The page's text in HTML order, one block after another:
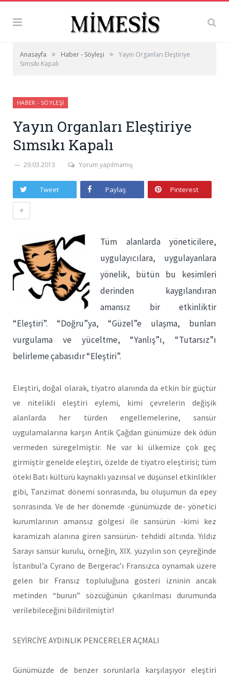
Anasayfa » Haber - Söyleşi »
Yayın Organları Eleştiriye
Sımsıkı Kapalı
HABER - SÖYLEŞI
Yayın Organları Eleştiriye
Sımsıkı Kapalı
29.03.2013 Yorum yapılmamış
Tweet Paylaş Pinterest
+
Tüm alanlarda yöneticilere,
uygulayıcılara, uygulayanlara
yönelik, bütün bu kesimleri
derinden kaygılandıran
amansız bir etkinliktir
“Eleştiri”. “Doğru”ya, “Güzel”e ulaşma, bunları
vurgulama ve yüceltme, “Yanlış”ı, “Tutarsız”ı
belirleme çabasıdır “Eleştiri”.
Eleştiri, doğal olarak, tiyatro alanında da etkin bir güçtür
ve nitelikli eleştiri eylemi, kimi çevrelerin değişik
alanlarda her türden engellemelerine, sansür
uygulamalarına karşın Antik Çağdan günümüze dek ödün
vermeden süregelmiştir. Ne var ki ülkemize çok geç
girmiştir genelde eleştiri, özelde de tiyatro eleştirisi; tüm
öteki Batı kültürü kaynaklı yazınsal ve düşünsel etkinlikler
gibi, Tanzimat dönemi sonrasında, bu oluşumun da epey
sonrasında. Ve de her dönemde -günümüzde de- yönetici
kurumlarının amansız gölgesi ile sansürün -kimi kez
karamizah alanına giren sansürün- tehdidi altında. Yıldız
Sarayı sansür kurulu, örneğin, XIX. yüzyılın son çeyreğinde
İstanbul’a Cyrano de Bergerac’ı Fransızca oynamak üzere
gelen bir Fransız topluluğuna gösteri izninin ancak
metinden “burun” sözcüğünün çıkarılması durumunda
verilebileceğini bildirilmiştir!
SEYİRCİYE AYDINLIK PENCERELER AÇMALI
Günümüzde de benzer sorunlarla karşılaşıyor eleştiri